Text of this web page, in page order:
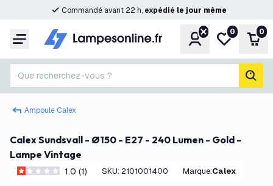
Commandé avant 22 h, expédié le jour même
Menu CompteMa liste de
0 0
Que recherchez-vous ?
Ampoule Calex
Calex Sundsvall - Ø150 - E27 - 240 Lumen - Gold -
Lampe Vintage
1 étoiles de notation
1.0 (1) SKU: 2101001400 Marque: Calex